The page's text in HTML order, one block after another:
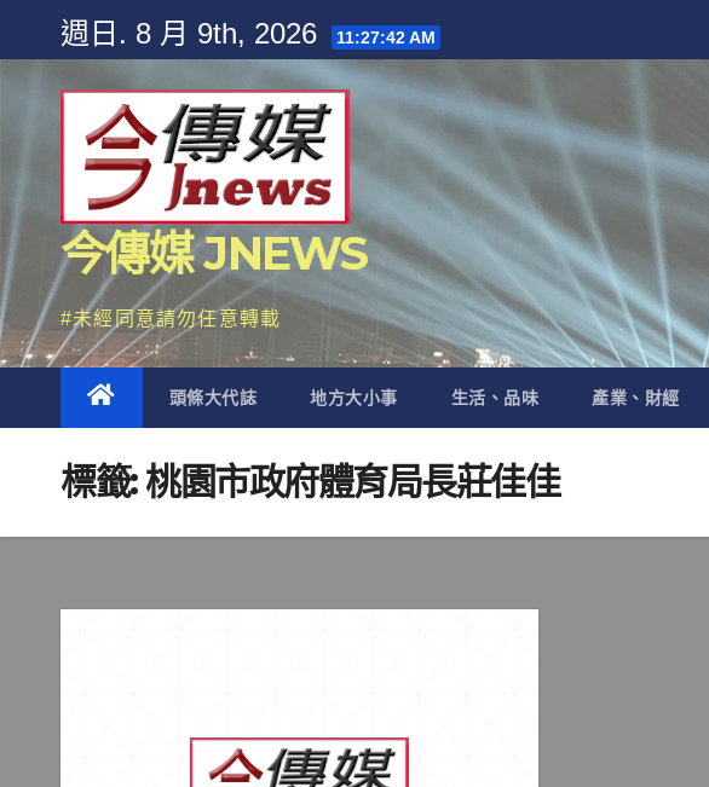
content
週日. 8 月 9th, 2026 11:27:43 AM
今傳媒 JNEWS
#未經同意請勿任意轉載
頭條大代誌 地方大小事 生活、品味 產業、財經
標籤:桃園市政府體育局長莊佳佳